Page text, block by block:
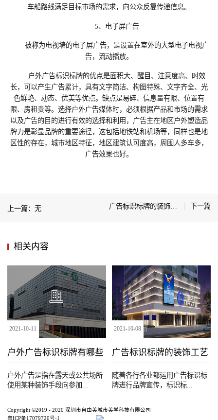
车船路线满足目标市场的需求，向公众反复传递信息。
5、电子屏广告
被称为电视墙的电子屏广告，是设置在室外的大型电子电视广
告，流动播放。
户外广告标识标牌的优点是面积大、醒目、注意度高、时效
长，可以产生广告累计，具有文字简洁、构图特殊、文字齐全、光
色鲜艳、动态、优美等优点。缺点是易碎、信息量有限、位置有
限、房租贵等。选择户外广告媒体时，必须根据产品和市场的需求
以及广告的目的进行有效的选择和利用，广告主在地区户外塑造品
牌力是彰显品牌的重要途径，这包括地铁站和机场等，同样也是地
区性的存在，城市地区特征，地区建筑认可度高，周围人多车多，
广告效果也好。
上一篇：无 下一篇
相关内容
户外广告标识标牌有哪些
种类
2021-10-11
户外广告是指在露天或公共场所
使用某种装饰手段向参加...
广告标识标牌的装饰工艺
2021-10-08
随着各行各业都运用广告标识标
牌进行品牌宣传，标识标...
Copyright ©2019 - 2020 深圳市自由美城市美学科技有限公司
粤ICP备17079720号-1